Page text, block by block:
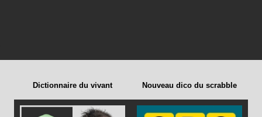
Dictionnaire du vivant Nouveau dico du scrabble